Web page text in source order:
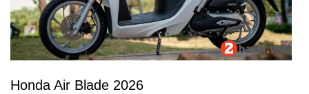
Honda Air Blade 2026